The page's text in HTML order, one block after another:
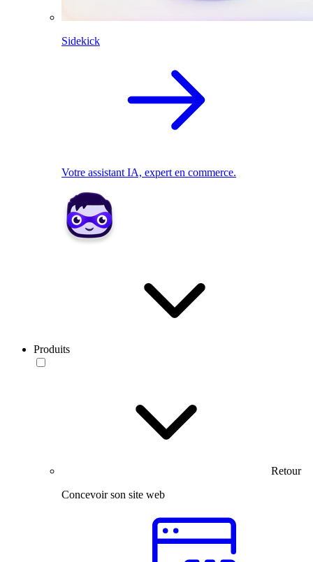
Sidekick
Votre assistant IA, expert en commerce.
Produits
Retour
Concevoir son site web